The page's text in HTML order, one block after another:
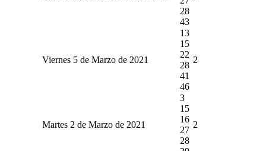
28
43
Viernes 5 de Marzo de 2021
13
15
22
28
41
46
2
Martes 2 de Marzo de 2021
3
15
16
27
28
2